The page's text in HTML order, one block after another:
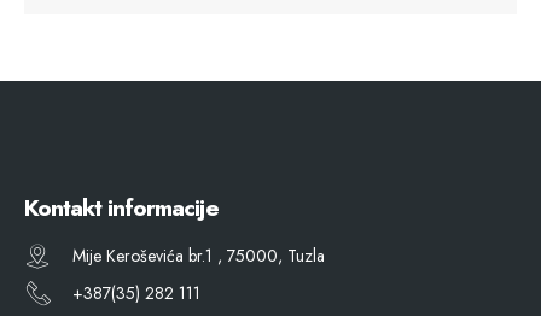
Kontakt informacije
Mije Keroševića br.1 , 75000, Tuzla
+387(35) 282 111